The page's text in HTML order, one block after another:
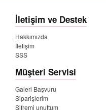
İletişim ve Destek
Hakkımızda
İletişim
SSS
Müşteri Servisi
Galeri Başvuru
Siparişlerim
Şifremi unuttum